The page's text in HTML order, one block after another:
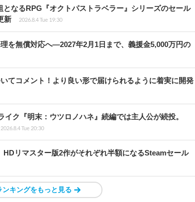
となるRPG『オクトパストラベラー』シリーズのセール
新
2026.8.4 Tue 19:30
を無償対応へ―2027年2月1日まで、義援金5,000万円の
てコメント！より良い形で届けられるように着実に開発
ク『明末：ウツロノハネ』続編では主人公が続投。
2026.8.4 Tue 20:30
HDリマスター版2作がそれぞれ半額になるSteamセール
ンキングをもっと見る